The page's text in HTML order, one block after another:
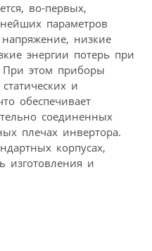
во-первых,
параметров
низкие
энергии потерь при
этом приборы
и
обеспечивает
соединенных
плечах инвертора.
корпусах,
изготовления и